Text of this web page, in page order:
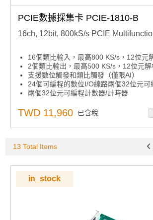
PCIE數據採集卡 PCIE-1810-B
16ch, 12bit, 800kS/s PCIE
16個類比輸入，最高800 KS/s，12位元
2個類比輸出，最高500 KS/s，12位元解
支援數位觸發和類比觸發（僅限AI）
24個可編程的數位I/O線路兩個32位元
兩個32位元可編程計數器/計時器
自動通道/增益掃描
支援Microsoft Windows 7/10和Linux
TWD 11,960 已含稅
13 Total Items
in_stock